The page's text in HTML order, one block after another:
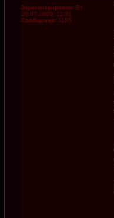
Зарегистрирован: Вт
28.07.2009, 11:31
Сообщения: 1185